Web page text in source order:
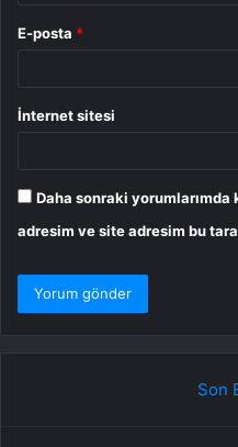
E-posta *
İnternet sitesi
Daha sonraki yorumlarımda
adresim ve site adresim bu
Son